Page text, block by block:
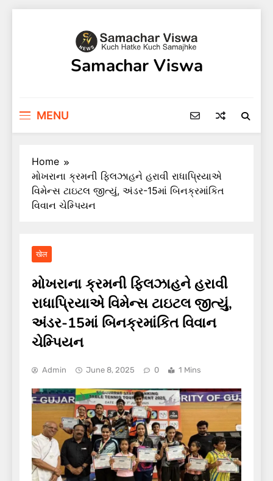
Samachar Viswa
MENU
Home
મોખરાના ક્રમની ફિલઝાહને હરાવી રાધાપ્રિયાએ
વિમેન્સ ટાઇટલ જીત્યું, અંડર-15માં બિનક્રમાંકિત
વિવાન ચેમ્પિયન
खेल
મોખરાના ક્રમની ફિલઝાહને હરાવી
રાધાપ્રિયાએ વિમેન્સ ટાઇટલ જીત્યું,
અંડર-15માં બિનક્રમાંકિત વિવાન
ચેમ્પિયન
Admin June 8, 2025 0 1 Mins